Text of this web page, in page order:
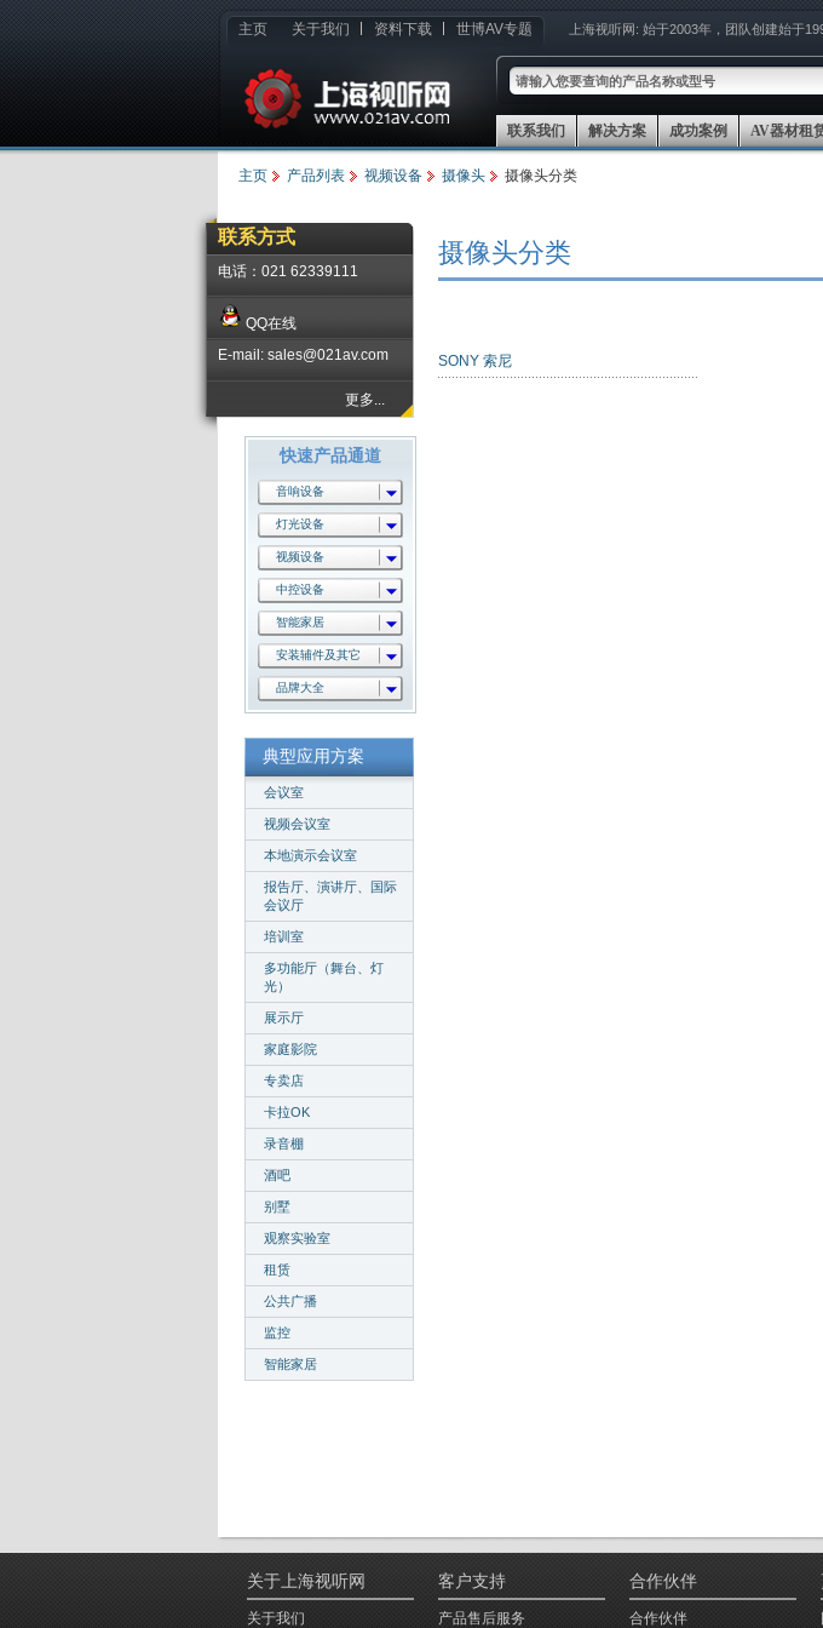
主页 关于我们 资料下载 世博AV专题 上海视听网: 始于2003年，团队创建始于
联系我们 解决方案 成功案例 AV器材租
主页 产品列表 视频设备 摄像头 摄像头分类
联系方式
电话：021 62339111
QQ在线
E-mail: sales@021av.com
更多...
快速产品通道
音响设备
灯光设备
视频设备
中控设备
智能家居
安装辅件及其它
品牌大全
典型应用方案
会议室
视频会议室
本地演示会议室
报告厅、演讲厅、国际
会议厅
培训室
多功能厅（舞台、灯
光）
展示厅
家庭影院
专卖店
卡拉OK
录音棚
酒吧
别墅
观察实验室
租赁
公共广播
监控
智能家居
摄像头分类
SONY 索尼
关于上海视听网
关于我们
客户支持
产品售后服务
合作伙伴
合作伙伴